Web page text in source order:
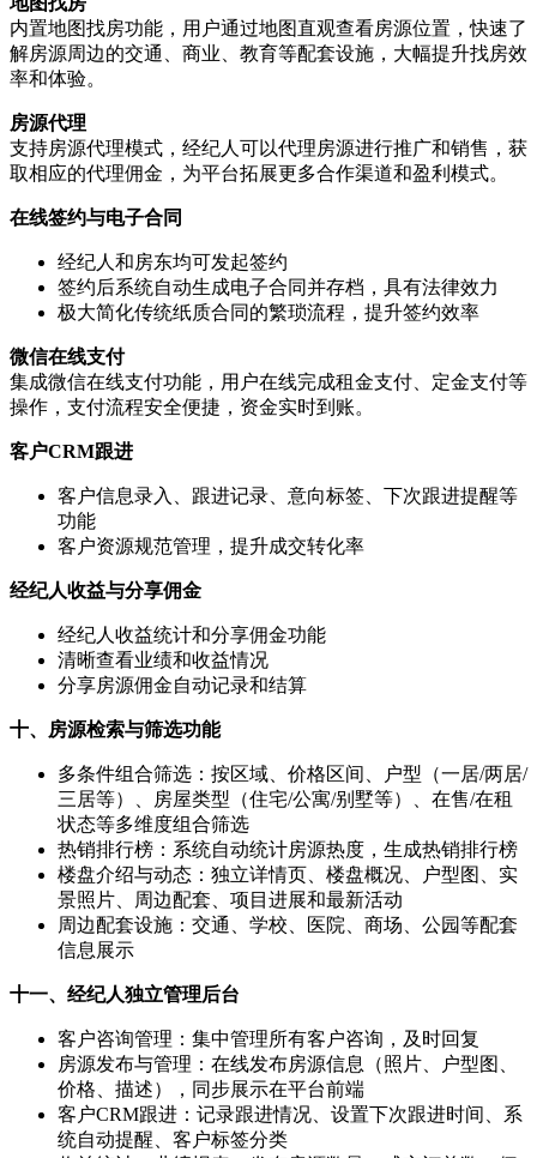
内置地图找房功能，用户通过地图直观查看房源位置，快速了
解房源周边的交通、商业、教育等配套设施，大幅提升找房效
率和体验。
房源代理
支持房源代理模式，经纪人可以代理房源进行推广和销售，获
取相应的代理佣金，为平台拓展更多合作渠道和盈利模式。
在线签约与电子合同
经纪人和房东均可发起签约
签约后系统自动生成电子合同并存档，具有法律效力
极大简化传统纸质合同的繁琐流程，提升签约效率
微信在线支付
集成微信在线支付功能，用户在线完成租金支付、定金支付等
操作，支付流程安全便捷，资金实时到账。
客户CRM跟进
客户信息录入、跟进记录、意向标签、下次跟进提醒等
功能
客户资源规范管理，提升成交转化率
经纪人收益与分享佣金
经纪人收益统计和分享佣金功能
清晰查看业绩和收益情况
分享房源佣金自动记录和结算
十、房源检索与筛选功能
多条件组合筛选：按区域、价格区间、户型（一居/两居/
三居等）、房屋类型（住宅/公寓/别墅等）、在售/在租
状态等多维度组合筛选
热销排行榜：系统自动统计房源热度，生成热销排行榜
楼盘介绍与动态：独立详情页、楼盘概况、户型图、实
景照片、周边配套、项目进展和最新活动
周边配套设施：交通、学校、医院、商场、公园等配套
信息展示
十一、经纪人独立管理后台
客户咨询管理：集中管理所有客户咨询，及时回复
房源发布与管理：在线发布房源信息（照片、户型图、
价格、描述），同步展示在平台前端
客户CRM跟进：记录跟进情况、设置下次跟进时间、系
统自动提醒、客户标签分类